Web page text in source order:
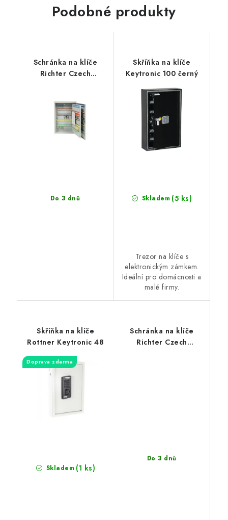
Podobné produkty
Schránka na klíče
Richter Czech
Do 3 dnů
Skříňka na klíče
Keytronic 100 černý
Skladem (5 ks)
Trezor na klíče s
elektronickým zámkem.
Ideální pro domácnosti a
malé firmy.
Skříňka na klíče
Rottner Keytronic 48
Doprava zdarma
Skladem (1 ks)
Schránka na klíče
Richter Czech
Do 3 dnů